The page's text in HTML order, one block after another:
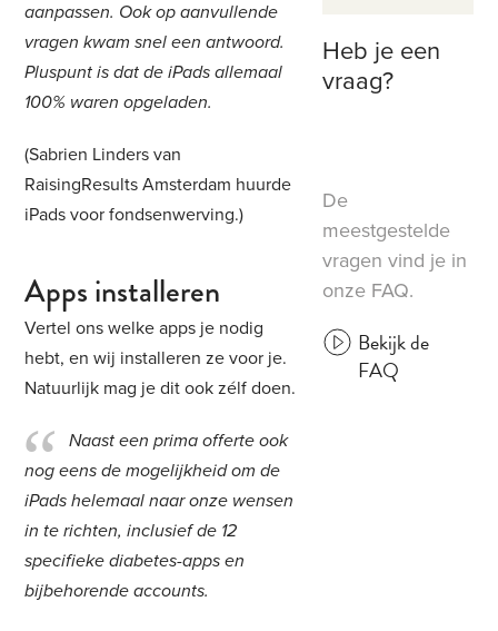
aanpassen. Ook op aanvullende
vragen kwam snel een antwoord.
Pluspunt is dat de iPads allemaal
100% waren opgeladen.
(Sabrien Linders van
RaisingResults Amsterdam huurde
iPads voor fondsenwerving.)
Apps installeren
Vertel ons welke apps je nodig
hebt, en wij installeren ze voor je.
Natuurlijk mag je dit ook zélf doen.
Naast een prima offerte ook
nog eens de mogelijkheid om de
iPads helemaal naar onze wensen
in te richten, inclusief de 12
specifieke diabetes-apps en
bijbehorende accounts.
Heb je een
vraag?
De
meestgestelde
vragen vind je in
onze FAQ.
Bekijk de
FAQ